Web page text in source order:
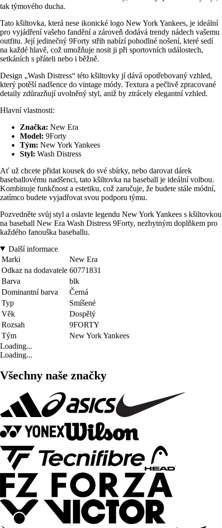
tak týmového ducha.
Tato kšiltovka, která nese ikonické logo New York Yankees, je ideální
pro vyjádření vašeho fandění a zároveň dodává trendy nádech vašemu
outfitu. Její jedinečný 9Forty střih nabízí pohodlné nošení, které sedí
na každé hlavě, což umožňuje nosit ji při sportovních událostech,
setkáních s přáteli nebo i běžně.
Design „Wash Distress“ této kšiltovky jí dává opotřebovaný vzhled,
který potěší nadšence do vintage módy. Textura a pečlivě zpracované
detaily zdůrazňují uvolněný styl, aniž by ztrácely elegantní vzhled.
Hlavní vlastnosti:
Značka: New Era
Model: 9Forty
Tým: New York Yankees
Styl: Wash Distress
Ať už chcete přidat kousek do své sbírky, nebo darovat dárek
baseballovému nadšenci, tato kšiltovka na baseball je ideální volbou.
Kombinuje funkčnost a estetiku, což zaručuje, že budete stále módní,
zatímco budete vyjadřovat svou podporu týmu.
Pozvedněte svůj styl a oslavte legendu New York Yankees s kšiltovkou
na baseball New Era Wash Distress 9Forty, nezbytným doplňkem pro
každého fanouška baseballu.
Další informace
Marki
New Era
Odkaz na dodavatele 60771831
Barva
blk
Dominantní barva
Černá
Typ
Smíšené
Věk
Dospělý
Rozsah
9FORTY
Tým
New York Yankees
Loading...
Loading...
Všechny naše značky